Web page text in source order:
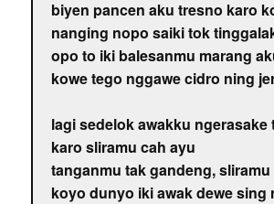
biyen pancen aku tresno karo
nanging nopo saiki tok
opo to iki balesanmu marang
kowe tego nggawe cidro ning
lagi sedelok awakku ngerasake
karo sliramu cah ayu
tanganmu tak gandeng,
koyo dunyo iki awak dewe sing